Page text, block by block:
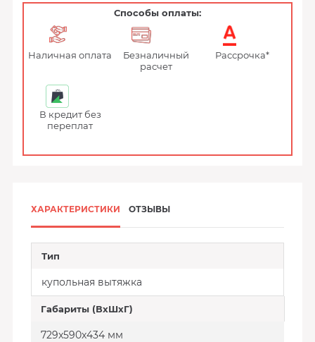
Способы оплаты:
Наличная оплата
Безналичный
расчет
Рассрочка*
В кредит без
переплат
ХАРАКТЕРИСТИКИ ОТЗЫВЫ
Тип
купольная вытяжка
Габариты (ВхШхГ)
729x590x434 мм